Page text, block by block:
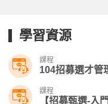
學習資源
課程
104招募選才管
課程
【招募甄選-入